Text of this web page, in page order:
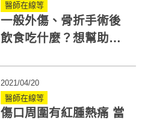
醫師在線等
一般外傷、骨折手術後
飲食吃什麼？想幫助傷
2021/04/20
醫師在線等
傷口周圍有紅腫熱痛 當